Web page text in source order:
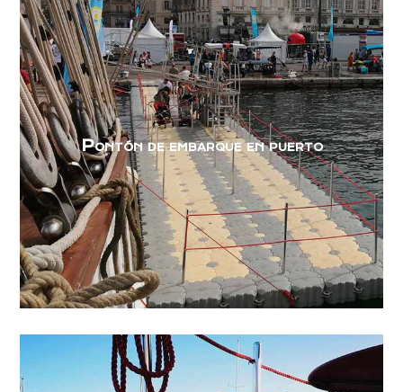
Pontón de embarque en puerto